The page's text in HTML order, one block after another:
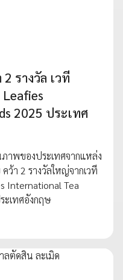
รางวัล เวที
2025 ประเทศ
าพของประเทศจากแหล่ง
ว้า 2 รางวัลใหญ่จากเวที
International Tea
ะเทศอังกฤษ